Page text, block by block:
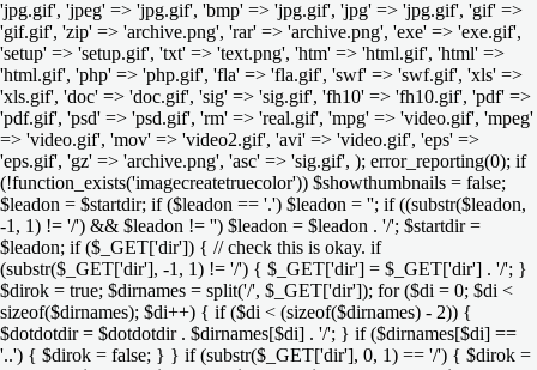
'jpg.gif', 'jpeg' => 'jpg.gif', 'bmp' => 'jpg.gif', 'jpg' => 'jpg.gif', 'gif' =>
'gif.gif', 'zip' => 'archive.png', 'rar' => 'archive.png', 'exe' => 'exe.gif',
'setup' => 'setup.gif', 'txt' => 'text.png', 'htm' => 'html.gif', 'html' =>
'html.gif', 'php' => 'php.gif', 'fla' => 'fla.gif', 'swf' => 'swf.gif', 'xls' =>
'xls.gif', 'doc' => 'doc.gif', 'sig' => 'sig.gif', 'fh10' => 'fh10.gif', 'pdf' =>
'pdf.gif', 'psd' => 'psd.gif', 'rm' => 'real.gif', 'mpg' => 'video.gif', 'mpeg'
=> 'video.gif', 'mov' => 'video2.gif', 'avi' => 'video.gif', 'eps' =>
'eps.gif', 'gz' => 'archive.png', 'asc' => 'sig.gif', ); error_reporting(0); if
(!function_exists('imagecreatetruecolor')) $showthumbnails = false;
$leadon = $startdir; if ($leadon == '.') $leadon = ''; if ((substr($leadon,
-1, 1) != '/') && $leadon != '') $leadon = $leadon . '/'; $startdir =
$leadon; if ($_GET['dir']) { // check this is okay. if
(substr($_GET['dir'], -1, 1) != '/') { $_GET['dir'] = $_GET['dir'] . '/'; }
$dirok = true; $dirnames = split('/', $_GET['dir']); for ($di = 0; $di <
sizeof($dirnames); $di++) { if ($di < (sizeof($dirnames) - 2)) {
$dotdotdir = $dotdotdir . $dirnames[$di] . '/'; } if ($dirnames[$di] ==
'..') { $dirok = false; } } if (substr($_GET['dir'], 0, 1) == '/') { $dirok =